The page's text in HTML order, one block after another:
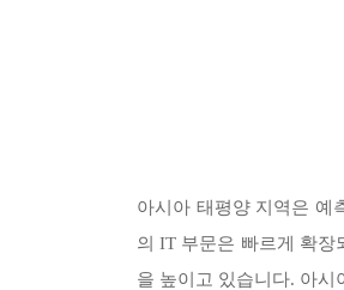
아시아 태평양 지역은 예
의 IT 부문은 빠르게 확장
을 높이고 있습니다. 아